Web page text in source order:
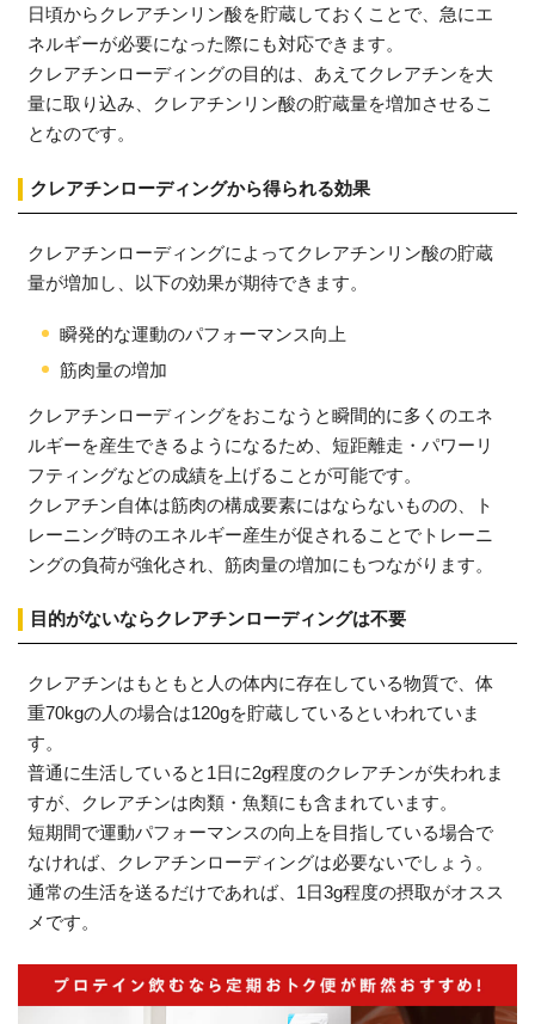
日頃からクレアチンリン酸を貯蔵しておくことで、急にエ
ネルギーが必要になった際にも対応できます。
クレアチンローディングの目的は、あえてクレアチンを大
量に取り込み、クレアチンリン酸の貯蔵量を増加させるこ
となのです。
クレアチンローディングから得られる効果
クレアチンローディングによってクレアチンリン酸の貯蔵
量が増加し、以下の効果が期待できます。
瞬発的な運動のパフォーマンス向上
筋肉量の増加
クレアチンローディングをおこなうと瞬間的に多くのエネ
ルギーを産生できるようになるため、短距離走・パワーリ
フティングなどの成績を上げることが可能です。
クレアチン自体は筋肉の構成要素にはならないものの、ト
レーニング時のエネルギー産生が促されることでトレーニ
ングの負荷が強化され、筋肉量の増加にもつながります。
目的がないならクレアチンローディングは不要
クレアチンはもともと人の体内に存在している物質で、体
重70kgの人の場合は120gを貯蔵しているといわれていま
す。
普通に生活していると1日に2g程度のクレアチンが失われま
すが、クレアチンは肉類・魚類にも含まれています。
短期間で運動パフォーマンスの向上を目指している場合で
なければ、クレアチンローディングは必要ないでしょう。
通常の生活を送るだけであれば、1日3g程度の摂取がオスス
メです。